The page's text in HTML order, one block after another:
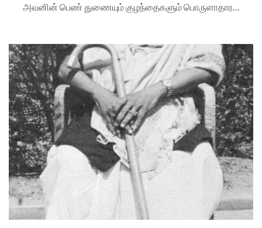
அவனின் பெண் துணையும் குழந்தைகளும் பொருளாதார…